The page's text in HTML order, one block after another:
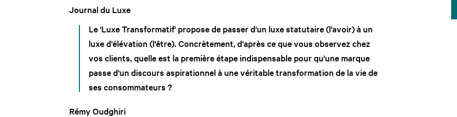
Journal du Luxe
Le 'Luxe Transformatif' propose de passer d'un luxe statutaire (l'avoir) à un
luxe d'élévation (l'être). Concrètement, d'après ce que vous observez chez
vos clients, quelle est la première étape indispensable pour qu'une marque
passe d'un discours aspirationnel à une véritable transformation de la vie de
ses consommateurs ?
Rémy Oudghiri